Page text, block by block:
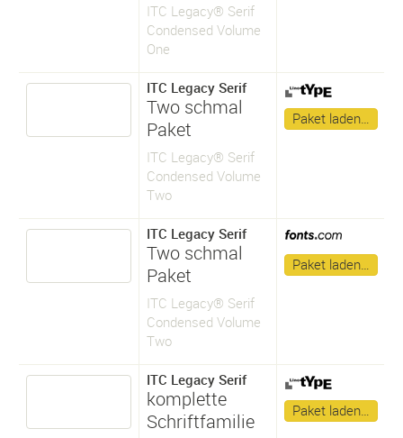
ITC Legacy® Serif
Condensed Volume
One
ITC Legacy Serif
Two schmal
Paket
ITC Legacy® Serif
Condensed Volume
Two
Paket laden…
ITC Legacy Serif
Two schmal
Paket
ITC Legacy® Serif
Condensed Volume
Two
Paket laden…
ITC Legacy Serif
komplette
Schriftfamilie
Paket laden…